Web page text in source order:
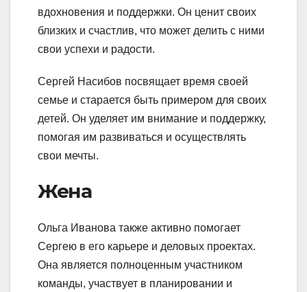
вдохновения и поддержки. Он ценит своих
близких и счастлив, что может делить с ними
свои успехи и радости.
Сергей Насибов посвящает время своей
семье и старается быть примером для своих
детей. Он уделяет им внимание и поддержку,
помогая им развиваться и осуществлять
свои мечты.
Жена
Ольга Иванова также активно помогает
Сергею в его карьере и деловых проектах.
Она является полноценным участником
команды, участвует в планировании и